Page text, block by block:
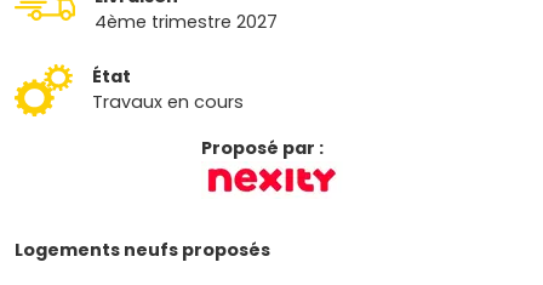
4ème trimestre 2027
État
Travaux en cours
Proposé par :
Logements neufs proposés